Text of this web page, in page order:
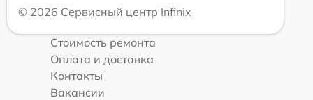
© 2026 Сервисный центр Infinix
Стоимость ремонта
Оплата и доставка
Контакты
Вакансии